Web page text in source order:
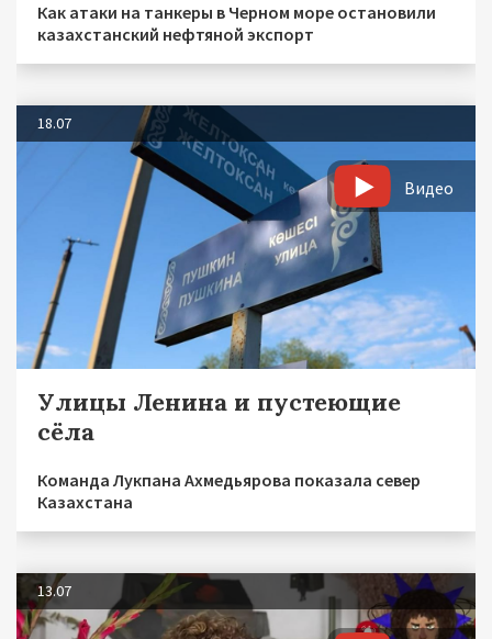
Как атаки на танкеры в Черном море остановили
казахстанский нефтяной экспорт
18.07
Видео
Улицы Ленина и пустеющие
сёла
Команда Лукпана Ахмедьярова показала север
Казахстана
13.07